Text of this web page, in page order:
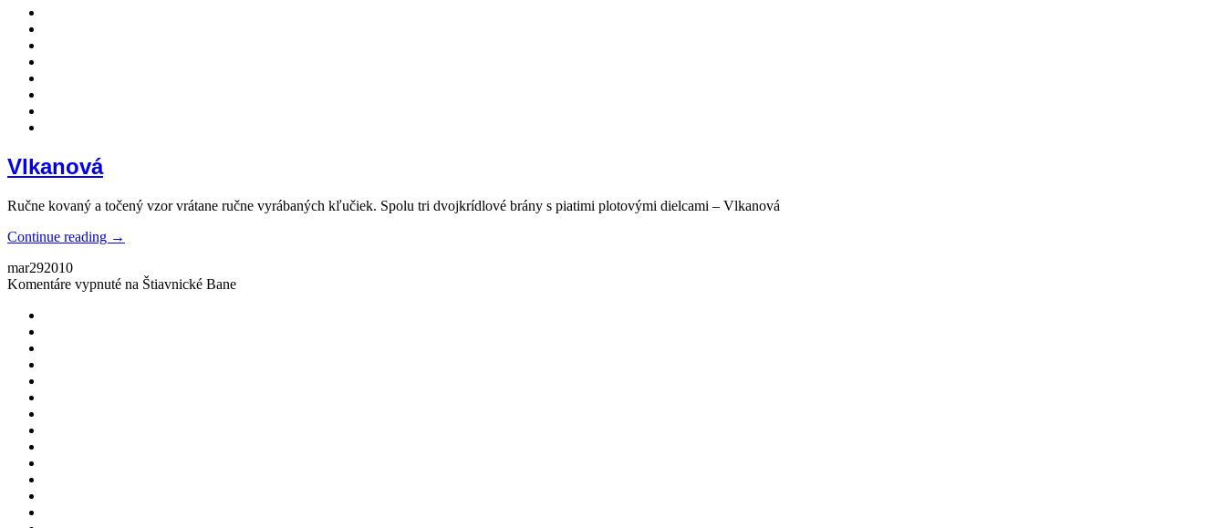
Vlkanová
Ručne kovaný a točený vzor vrátane ručne vyrábaných kľučiek. Spolu tri dvojkrídlové brány s piatimi plotovými dielcami – Vlkanová
Continue reading →
mar292010
Komentáre vypnuté na Štiavnické Bane